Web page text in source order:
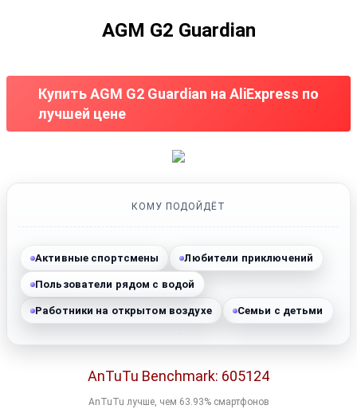
AGM G2 Guardian
Купить AGM G2 Guardian на AliExpress по
лучшей цене
КОМУ ПОДОЙДЁТ
Активные спортсмены Любители приключений
Пользователи рядом с водой
Работники на открытом воздухе Семьи с детьми
AnTuTu Benchmark: 605124
AnTuTu лучше, чем 63.93% смартфонов